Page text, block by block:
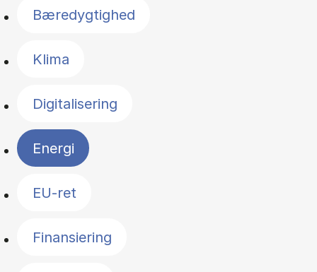
Bæredygtighed
Klima
Digitalisering
Energi
EU-ret
Finansiering